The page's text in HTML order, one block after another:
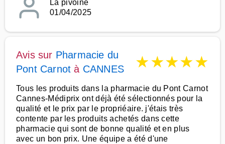
La pivoine
01/04/2025
Avis sur Pharmacie du
Pont Carnot à CANNES ★★★★★
Tous les produits dans la pharmacie du Pont Carnot
Cannes-Médiprix ont déjà été sélectionnés pour la
qualité et le prix par le propriéaire. j'étais très
contente par les produits achetés dans cette
pharmacie qui sont de bonne qualité et en plus
avec un bon prix. Une équipe a été d'une